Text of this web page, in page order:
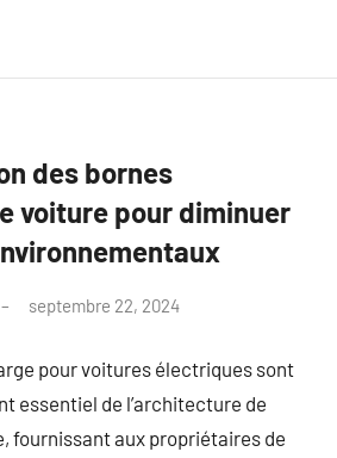
des bornes
voiture pour diminuer
septembre 22, 2024
pour voitures électriques sont
essentiel de l’architecture de
fournissant aux propriétaires de